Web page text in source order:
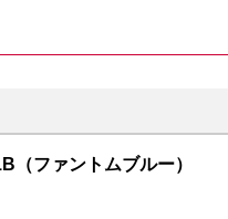
ファントムブルー）